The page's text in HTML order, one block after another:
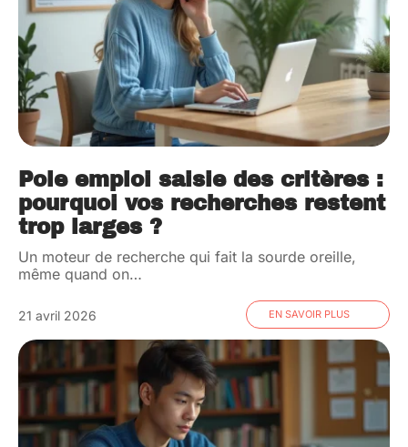
Pole emploi saisie des critères :
pourquoi vos recherches restent
trop larges ?
Un moteur de recherche qui fait la sourde oreille,
même quand on…
21 avril 2026 EN SAVOIR PLUS